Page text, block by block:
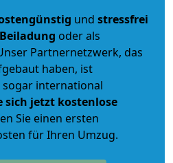
und stressfrei
Beiladung oder als
Partnernetzwerk, das
haben, ist
international
sich jetzt kostenlose
Sie einen ersten
für Ihren Umzug.